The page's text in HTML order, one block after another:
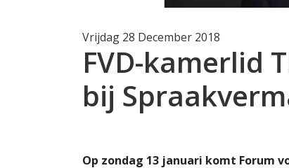
Vrijdag 28 December 2018
FVD-kamerlid
bij
Op zondag 13 januari komt Forum